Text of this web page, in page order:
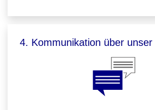
4. Kommunikation über unser